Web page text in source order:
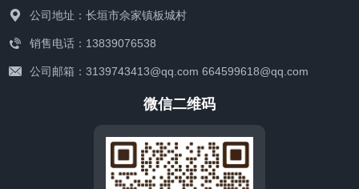
公司地址：长垣市佘家镇板城村
销售电话：13839076538
公司邮箱：3139743413@qq.com 664599618@qq.com
微信二维码